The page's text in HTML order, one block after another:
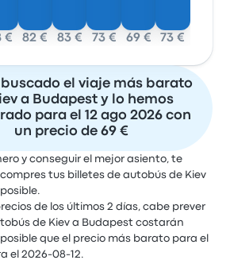
€ 82 € 83 € 73 € 69 € 73 €
buscado el viaje más barato
a Budapest y lo hemos
para el 12 ago 2026 con
un precio de 69 €
y conseguir el mejor asiento, te
tus billetes de autobús de Kiev
de los últimos 2 días, cabe prever
de Kiev a Budapest costarán
posible que el precio más barato para el
el 2026-08-12.